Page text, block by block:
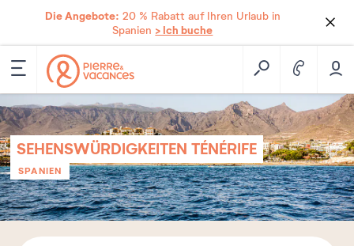
Die Angebote: 20 % Rabatt auf Ihren Urlaub in
Spanien > Ich buche
SEHENSWÜRDIGKEITEN TÉNÉRIFE
SPANIEN